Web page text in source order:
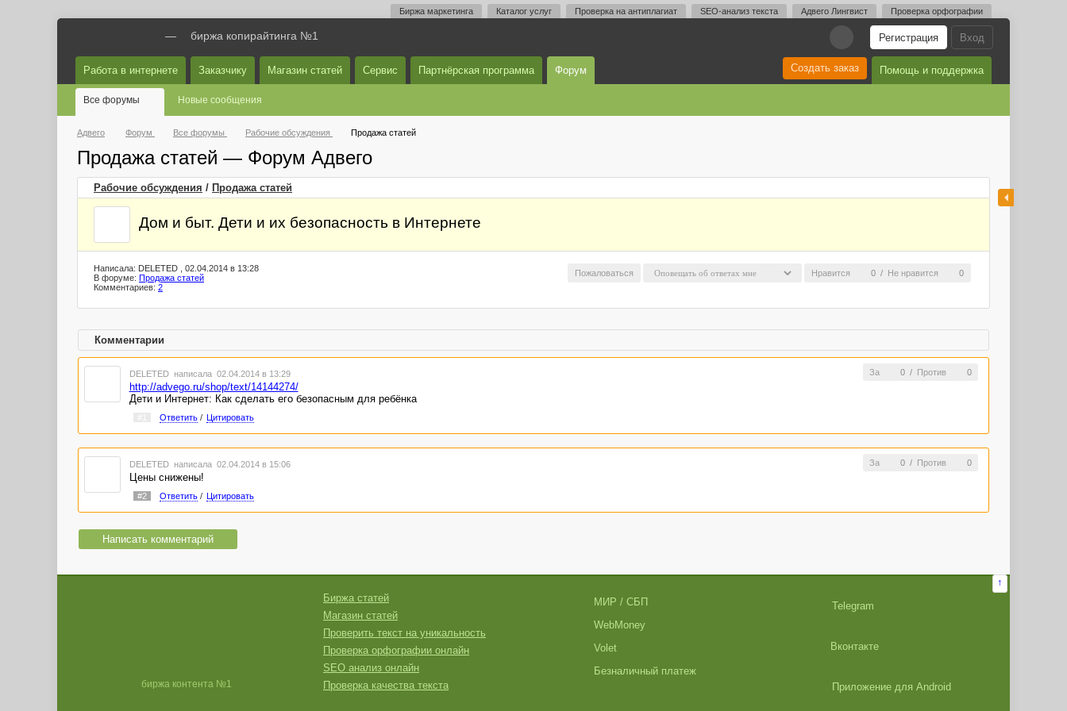
Биржа маркетинга Каталог услуг Проверка на антиплагиат SEO-анализ текста Адвего Лингвист Проверка орфографии
Вход
Регистрация
— биржа копирайтинга №1
Работа в интернете Заказчику Магазин статей Сервис Партнёрская программа Форум Помощь и поддержка
Создать заказ
Все форумы Новые сообщения
Адвего Форум Все форумы Рабочие обсуждения Продажа статей
Продажа статей — Форум Адвего
Рабочие обсуждения / Продажа статей
Дом и быт. Дети и их безопасность в Интернете
Нравится 0 / Не нравится 0
Пожаловаться
Написала: DELETED , 02.04.2014 в 13:28
В форуме: Продажа статей
Комментариев: 2
Комментарии
За 0/ Против 0
DELETED написала 02.04.2014 в 13:29
http://advego.ru/shop/text/14144274/
Дети и Интернет: Как сделать его безопасным для ребёнка
Ответить/ Цитировать
За 0/ Против 0
DELETED написала 02.04.2014 в 15:06
Цены снижены!
#2 Ответить/ Цитировать
Написать комментарий
↑
биржа контента №1
Биржа статей
Магазин статей
Проверить текст на уникальность
Проверка орфографии онлайн
SEO анализ онлайн
Проверка качества текста
МИР / СБП
WebMoney
Volet
Безналичный платеж
Telegram
Вконтакте
Приложение для Android